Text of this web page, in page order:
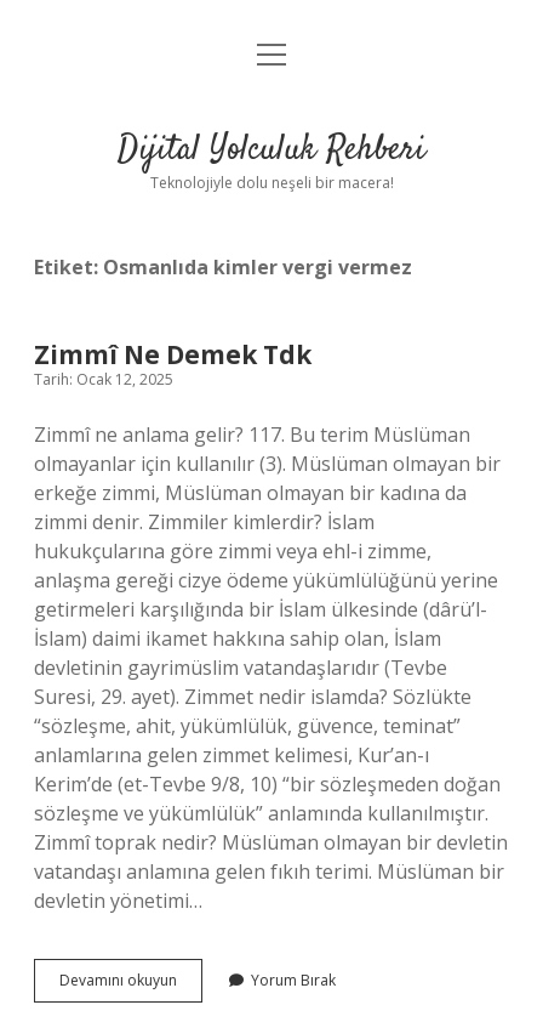
Anasayfa
Yasal Uyarı
menüyü
Dijital Yolculuk Rehberi
Teknolojiyle dolu neşeli bir macera!
Etiket: Osmanlıda kimler vergi vermez
Zimmî Ne Demek Tdk
Tarih: Ocak 12, 2025
Zimmî ne anlama gelir? 117. Bu terim Müslüman
olmayanlar için kullanılır (3). Müslüman olmayan bir
erkeğe zimmi, Müslüman olmayan bir kadına da
zimmi denir. Zimmiler kimlerdir? İslam
hukukçularına göre zimmi veya ehl-i zimme,
anlaşma gereği cizye ödeme yükümlülüğünü yerine
getirmeleri karşılığında bir İslam ülkesinde (dârü’l-
İslam) daimi ikamet hakkına sahip olan, İslam
devletinin gayrimüslim vatandaşlarıdır (Tevbe
Suresi, 29. ayet). Zimmet nedir islamda? Sözlükte
“sözleşme, ahit, yükümlülük, güvence, teminat”
anlamlarına gelen zimmet kelimesi, Kur’an-ı
Kerim’de (et-Tevbe 9/8, 10) “bir sözleşmeden doğan
sözleşme ve yükümlülük” anlamında kullanılmıştır.
Zimmî toprak nedir? Müslüman olmayan bir devletin
vatandaşı anlamına gelen fıkıh terimi. Müslüman bir
devletin yönetimi…
Devamını okuyun
Ne
Yorum Bırak